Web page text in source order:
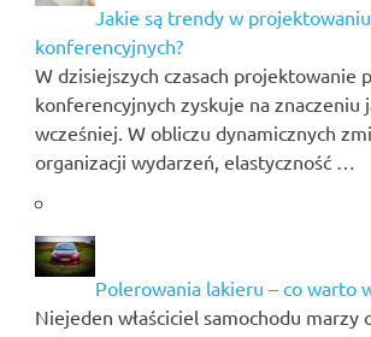
Jakie są trendy w
konferencyjnych?
W dzisiejszych czasach projektowanie
konferencyjnych zyskuje na znaczeniu
wcześniej. W obliczu dynamicznych
organizacji wydarzeń, elastyczność …
Polerowania lakieru – co warto
Niejeden właściciel samochodu marzy